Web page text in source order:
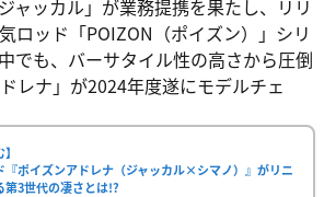
ャッカル」が業務提携を果たし、リリ
ロッド「POIZON（ポイズン）」シリ
でも、バーサタイル性の高さから圧倒
レナ」が2024年度遂にモデルチェ
『ポイズンアドレナ（ジャッカル×シマノ）』がリニ
第3世代の凄さとは!?